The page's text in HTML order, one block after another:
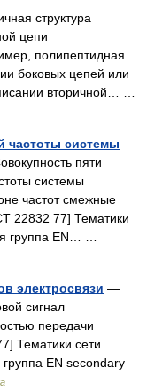
структура
цепи
полипептидная
боковых цепей или
вторичной… …
частоты системы
пяти
системы
частот смежные
22832 77] Тематики
группа EN… …
электросвязи —
сигнал
передачи
Тематики сети
EN secondary